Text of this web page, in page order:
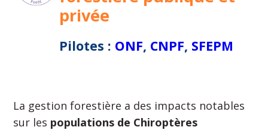
privée
Pilotes : ONF, CNPF, SFEPM
La gestion forestière a des impacts notables
sur les populations de Chiroptères